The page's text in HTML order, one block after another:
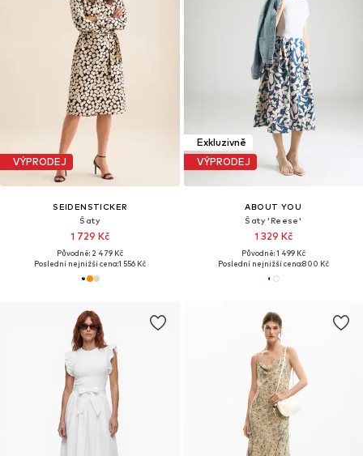
VÝPRODEJ
SEIDENSTICKER
Šaty
1 729 Kč
Původně: 2 479 Kč
Poslední nejnižší cena:1 556 Kč
Exkluzivně
VÝPRODEJ
ABOUT YOU
Šaty 'Reese'
1 329 Kč
Původně: 1 499 Kč
Poslední nejnižší cena:800 Kč